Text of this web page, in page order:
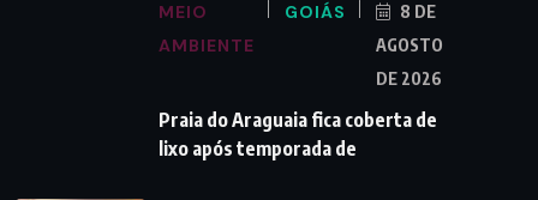
MEIO
AMBIENTE
GOIÁS
8 DE
AGOSTO
DE 2026
Praia do Araguaia fica coberta de
lixo após temporada de